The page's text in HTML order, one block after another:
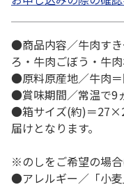
●商品内容／牛肉す
ろ・牛肉ごぼう・牛
●原料原産地／牛肉
●賞味期間／常温で9
●箱サイズ(約)＝
届けとなります。
※のしをご希望の場合
●アレルギー／「小麦